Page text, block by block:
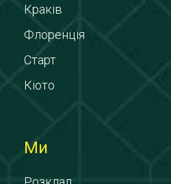
Краків
Флоренція
Старт
Кіото
Ми